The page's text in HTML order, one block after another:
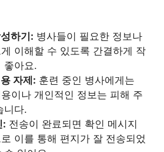
하기: 병사들이 필요한 정보나
이해할 수 있도록 간결하게 작
좋아요.
자제: 훈련 중인 병사에게는
이나 개인적인 정보는 피해 주
니다.
: 전송이 완료되면 확인 메시지
이를 통해 편지가 잘 전송되었